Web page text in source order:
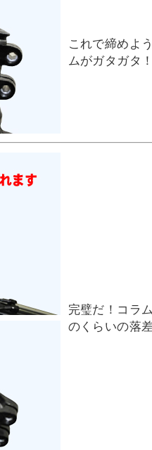
これで締めよ
ムがガタガタ
完璧だ！コラ
のくらいの落